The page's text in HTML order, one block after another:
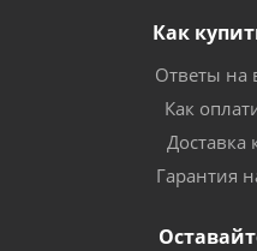
Как
Ответы на
Как
Доставка
Гарантия